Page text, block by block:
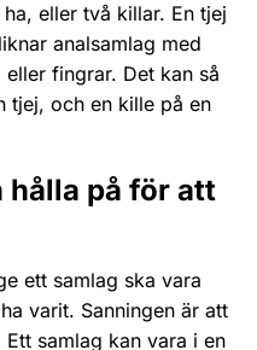
eller två killar. En tjej
analsamlag med
fingrar. Det kan så
tjej, och en kille på en
hålla på för att
ett samlag ska vara
varit. Sanningen är att
samlag kan vara i en